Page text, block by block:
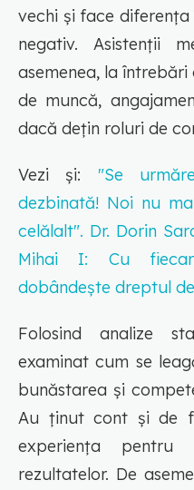
vechi și face
negativ. Asistenții
asemenea, la
de muncă,
dacă dețin roluri de
Vezi și: "Se
dezbinată! Noi nu
celălalt". Dr. Dorin
Mihai I: Cu
dobândește dreptul
Folosind analize
examinat cum se
bunăstarea și
Au ținut cont și de
experiența pentru
rezultatelor. De